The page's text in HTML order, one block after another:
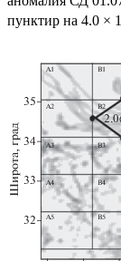
пунктир на 4.0 ×